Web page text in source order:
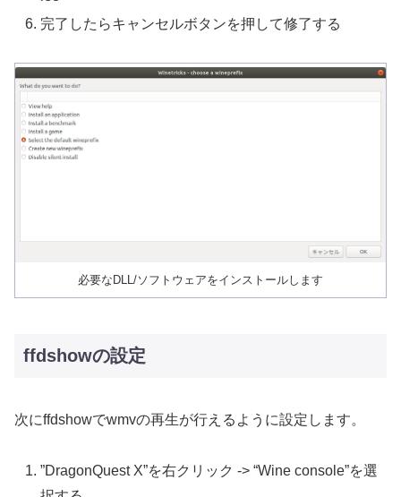
完了したらキャンセルボタンを押して修了する
必要なDLL/ソフトウェアをインストールします
ffdshowの設定
次にffdshowでwmvの再生が行えるように設定します。
”DragonQuest X”を右クリック -> “Wine console”を選